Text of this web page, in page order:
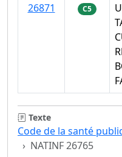
26871
C5
Texte
Code de la santé
NATINF 26765